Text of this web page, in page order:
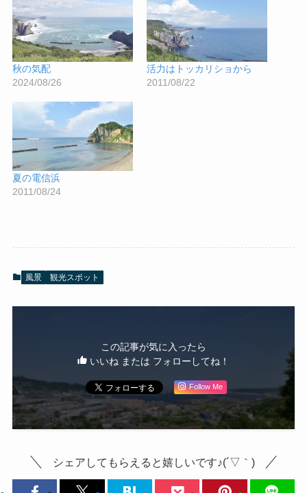
秋の気配
2024/08/26
活力はトッカリショから
2011/08/22
夏の電信浜
2011/08/24
風景 観光スポット
この記事が気に入ったら
いいね または フォローしてね！
Follow Me
シェアしてもらえると嬉しいです♪(´▽｀)